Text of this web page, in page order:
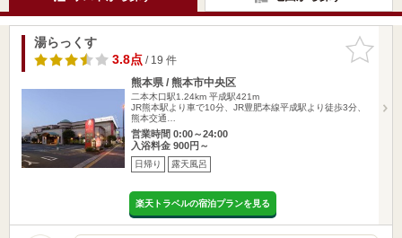
お気に入
りに追加
湯らっくす
3.8点/ 19 件
熊本県 / 熊本市中央区
二本木口駅1.24km 平成駅421m
JR熊本駅より車で10分、JR豊肥本線平成駅より徒歩3分、
熊本交通…
営業時間 0:00～24:00
入浴料金 900円～
日帰り 露天風呂
楽天トラベルの宿泊プランを見る